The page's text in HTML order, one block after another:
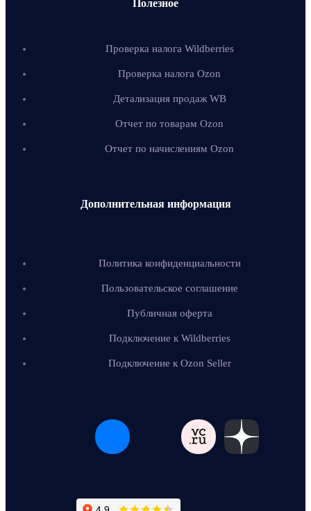
Полезное
Проверка налога Wildberries
Проверка налога Ozon
Детализация продаж WB
Отчет по товарам Ozon
Отчет по начислениям Ozon
Дополнительная информация
Политика конфиденциальности
Пользовательское соглашение
Публичная оферта
Подключение к Wildberries
Подключение к Ozon Seller